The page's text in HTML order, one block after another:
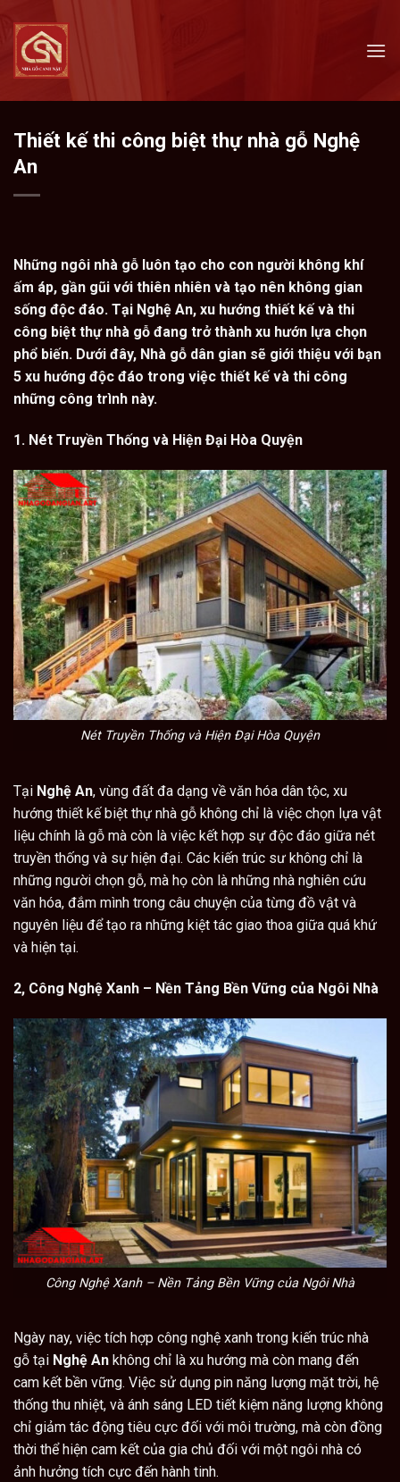
content
Thiết kế thi công biệt thự nhà gỗ Nghệ
An
Những ngôi nhà gỗ luôn tạo cho con người không khí
ấm áp, gần gũi với thiên nhiên và tạo nên không gian
sống độc đáo. Tại Nghệ An, xu hướng thiết kế và thi
công biệt thự nhà gỗ đang trở thành xu hướn lựa chọn
phổ biến. Dưới đây, Nhà gỗ dân gian sẽ giới thiệu với bạn
5 xu hướng độc đáo trong việc thiết kế và thi công
những công trình này.
1. Nét Truyền Thống và Hiện Đại Hòa Quyện
Nét Truyền Thống và Hiện Đại Hòa Quyện
Tại Nghệ An, vùng đất đa dạng về văn hóa dân tộc, xu
hướng thiết kế biệt thự nhà gỗ không chỉ là việc chọn lựa vật
liệu chính là gỗ mà còn là việc kết hợp sự độc đáo giữa nét
truyền thống và sự hiện đại. Các kiến trúc sư không chỉ là
những người chọn gỗ, mà họ còn là những nhà nghiên cứu
văn hóa, đắm mình trong câu chuyện của từng đồ vật và
nguyên liệu để tạo ra những kiệt tác giao thoa giữa quá khứ
và hiện tại.
2, Công Nghệ Xanh – Nền Tảng Bền Vững của Ngôi Nhà
Công Nghệ Xanh – Nền Tảng Bền Vững của Ngôi Nhà
Ngày nay, việc tích hợp công nghệ xanh trong kiến trúc nhà
gỗ tại Nghệ An không chỉ là xu hướng mà còn mang đến
cam kết bền vững. Việc sử dụng pin năng lượng mặt trời, hệ
thống thu nhiệt, và ánh sáng LED tiết kiệm năng lượng không
chỉ giảm tác động tiêu cực đối với môi trường, mà còn đồng
thời thể hiện cam kết của gia chủ đối với một ngôi nhà có
ảnh hưởng tích cực đến hành tinh.